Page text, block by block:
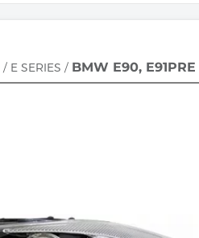
/ E SERIES / BMW E90,